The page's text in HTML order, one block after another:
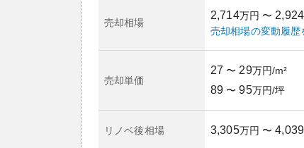
売却相場
2,714万円 〜 2,924
売却相場の変動履歴
売却単価
27 〜 29万円/m²
89 〜 95万円/坪
リノベ後相場 3,305万円 〜 4,039